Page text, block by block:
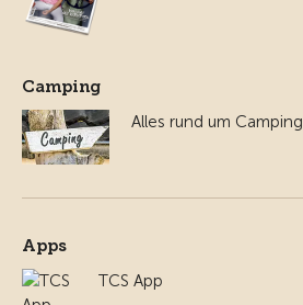
Camping
Alles rund um Camping
Apps
TCS App